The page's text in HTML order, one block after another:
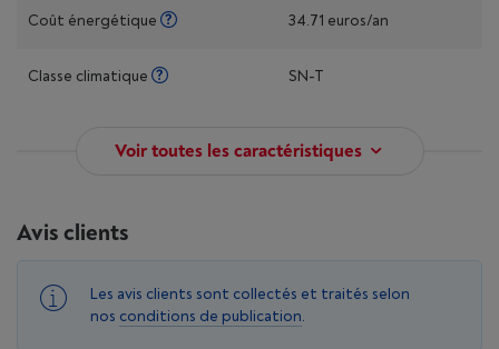
Coût énergétique 34.71 euros/an
Classe climatique SN-T
Voir toutes les caractéristiques
Avis clients
Les avis clients sont collectés et traités selon
nos conditions de publication.